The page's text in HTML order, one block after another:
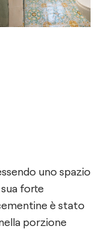
uno spazio
forte
è stato
porzione